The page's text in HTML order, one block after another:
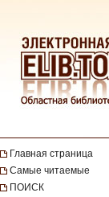
Главная страница
Самые читаемые
ПОИСК